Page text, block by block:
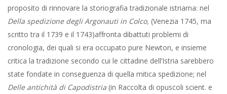
proposito di rinnovare la storiografia tradizionale istriarna: nel
Della spedizione degli Argonauti in Colco, (Venezia 1745, ma
scritto tra il 1739 e il 1743)affronta dibattuti problemi di
cronologia, dei quali si era occupato pure Newton, e insieme
critica la tradizione secondo cui le cittadine dell’Istria sarebbero
state fondate in conseguenza di quella mitica spedizione; nel
Delle antichità di Capodistria (in Raccolta di opuscoli scient. e